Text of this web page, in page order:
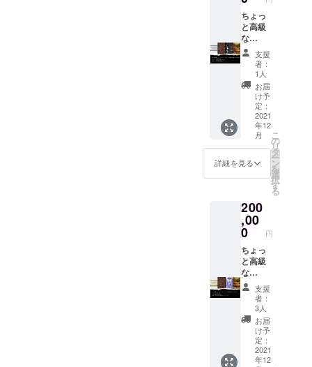
さい。
ご来店
時は隣
接郵便
局営業
時間外
は郵便
局駐車
場に車
を停め
られま
す。そ
れ以外
の場合
ら駐車
場など
をご利
用くだ
さい。
らせて
いただ
きま
す。
コー
ヒーは
厳選屋
ブレン
ドのみ
となり
ます。
＊チ
ケット
の使用
期限は
最初の
利用日
から数
えて
ホット
ドック
券 ＊当
店で販
売する
レギュ
ラー
ホット
ドック1
本を1枚
と交換
いたし
ます。
＊有効
期限は
項目は
お名前
（ロー
マ字）
の下に
SUPPO
RTERと
なりま
す。 ＊
ご支援
時は必
ず備考
欄にご
希望の
お名前
（ロー
マ字の
間違い
のない
ように
正確に
お願い
いたし
ます。
支援ご
本人の
名前以
外でも
OKです
ので、
ト ＊
コー
ヒーは
営業日
の営業
時間内
であれ
ば何杯
でもお
かわり
できま
す。 ＊
ご利用
は記名
ご本人
様のみ
とさせ
だきま
す。 ＊
テイク
アウト
は対象
外で
す。店
内での
ご飲用
のみと
なりま
す。 ＊
営業日
は１ヶ
月に２
ちょっ
と高級
な
（アッ
プグ
レー
ド）
コー
ヒー１
年間飲
み放題
（ご本
人のみ)
＋ホッ
トドッ
ク券１
プレミ
アム靴
磨き回
数券１
２回分
＋店頭
レンガ
にお名
前の金
属プ
レート
（シル
バー）
＋御礼
のメー
支援
者：
1人
お届
け予
定：
2021
年12
月
詳細を見る
こ
の
リ
タ
ー
ン
を
選
択
す
る
200
,00
0 円
ちょっ
と高級
な
（アッ
プグ
レー
ド）
コー
ヒー１
年間飲
み放題
支援
者：
3人
お届
け予
定：
2021
年12